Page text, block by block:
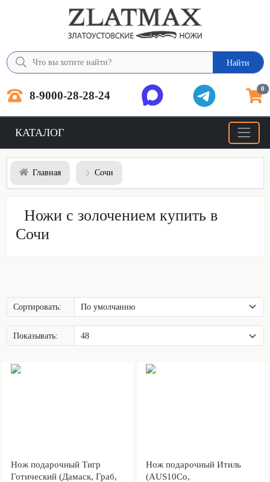
Найти
8-9000-28-28-24 0
КАТАЛОГ
Главная Сочи
Ножи с золочением купить в
Сочи
Сортировать:
Показывать:
Нож подарочный Тигр
Готический (Дамаск, Граб,
Нож подарочный Итиль
(AUS10Co,